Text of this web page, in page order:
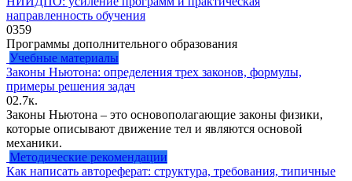
направленность обучения
0359
Программы дополнительного образования
Учебные материалы
Законы Ньютона: определения трех законов, формулы,
примеры решения задач
02.7к.
Законы Ньютона – это основополагающие законы физики,
которые описывают движение тел и являются основой
механики.
Методические рекомендации
Как написать автореферат: структура, требования, типичные